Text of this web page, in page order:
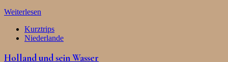
Weiterlesen
Kurztrips
Niederlande
Holland und sein Wasser